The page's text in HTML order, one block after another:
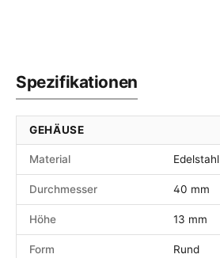
Spezifikationen
GEHÄUSE
Material Edelstahl
Durchmesser 40 mm
Höhe 13 mm
Form Rund